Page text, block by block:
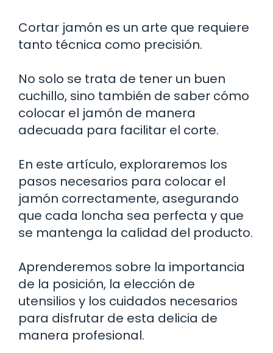
Cortar jamón es un arte que requiere
tanto técnica como precisión.
No solo se trata de tener un buen
cuchillo, sino también de saber cómo
colocar el jamón de manera
adecuada para facilitar el corte.
En este artículo, exploraremos los
pasos necesarios para colocar el
jamón correctamente, asegurando
que cada loncha sea perfecta y que
se mantenga la calidad del producto.
Aprenderemos sobre la importancia
de la posición, la elección de
utensilios y los cuidados necesarios
para disfrutar de esta delicia de
manera profesional.